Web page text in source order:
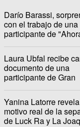
Darío Barassi,
con el trabajo de una
participante de
Laura Ubfal recibe
documento de una
participante de Gran
Yanina Latorre
motivo real de la
de Luck Ra y La